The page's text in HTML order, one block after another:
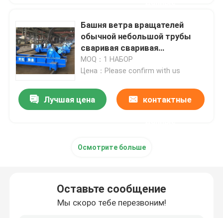
Башня ветра вращателей
обычной небольшой трубы
сваривая сваривая
моторизованное колесо 150
тонн
MOQ：1 НАБОР
Цена：Please confirm with us
Лучшая цена контактные
Осмотрите больше
Оставьте сообщение
Мы скоро тебе перезвоним!